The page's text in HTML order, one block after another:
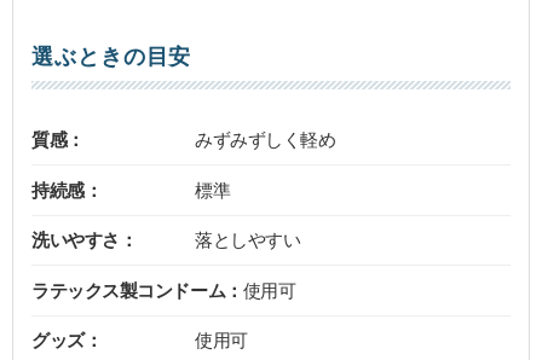
選ぶときの目安
質感： みずみずしく軽め
持続感： 標準
洗いやすさ： 落としやすい
ラテックス製コンドーム： 使用可
グッズ： 使用可